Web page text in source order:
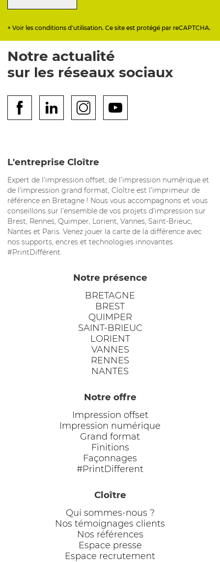
+ Voir les conditions d'utilisation. Ce site est protégé par reCAPTCHA.
Notre actualité
sur les réseaux sociaux
L'entreprise Cloître
Expert de l’impression offset, de l’impression numérique et
de l'impression grand format, Cloître est l’imprimeur de
référence en Bretagne ! Nous vous accompagnons et vous
conseillons sur l’ensemble de vos projets d’impression sur
Brest, Rennes, Quimper, Lorient, Vannes, Saint-Brieuc,
Nantes et Paris. Venez jouer la carte de la différence avec
nos supports, encres et technologies innovantes
#PrintDifférent.
Notre présence
BRETAGNE
BREST
QUIMPER
SAINT-BRIEUC
LORIENT
VANNES
RENNES
NANTES
Notre offre
Impression offset
Impression numérique
Grand format
Finitions
Façonnages
#PrintDifferent
Cloître
Qui sommes-nous ?
Nos témoignages clients
Nos références
Espace presse
Espace recrutement